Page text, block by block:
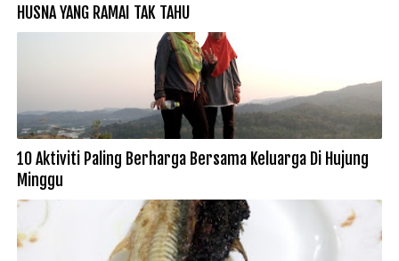
HUSNA YANG RAMAI TAK TAHU
10 Aktiviti Paling Berharga Bersama Keluarga Di Hujung
Minggu